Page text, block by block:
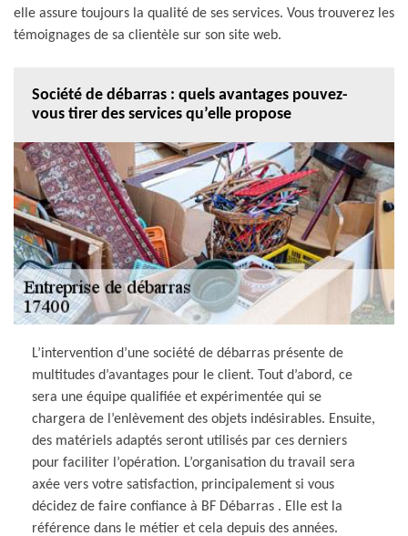
elle assure toujours la qualité de ses services. Vous trouverez les
témoignages de sa clientèle sur son site web.
Société de débarras : quels avantages pouvez-
vous tirer des services qu’elle propose
L’intervention d’une société de débarras présente de
multitudes d’avantages pour le client. Tout d’abord, ce
sera une équipe qualifiée et expérimentée qui se
chargera de l’enlèvement des objets indésirables. Ensuite,
des matériels adaptés seront utilisés par ces derniers
pour faciliter l’opération. L’organisation du travail sera
axée vers votre satisfaction, principalement si vous
décidez de faire confiance à BF Débarras . Elle est la
référence dans le métier et cela depuis des années.